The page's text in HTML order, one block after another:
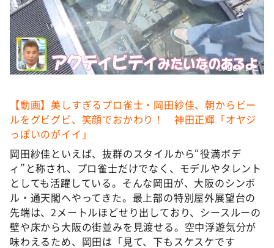
©️ABCテレビ
【動画】美しすぎるプロ雀士・岡田紗佳、朝からビー
ルをグビグビ、笑顔でおかわり！ 神田正輝「オヤジ
っぽいのがイイ」
岡田紗佳といえば、抜群のスタイルから“役満ボデ
ィ”と称され、プロ雀士だけでなく、モデルやタレント
としても活躍している。そんな岡田が、大阪のシンボ
ル・通天閣へやってきた。最上部の特別屋外展望台の
先端は、2メートルほどせり出しており、シースルーの
壁や床から大阪の街並みを見渡せる。空中浮遊気分が
味わえるため、岡田は「見て、下もスケスケです